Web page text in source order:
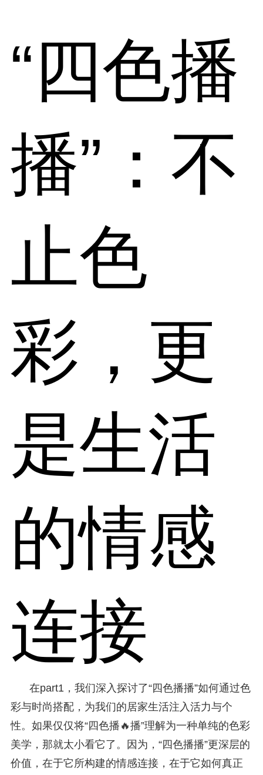
“四色播
播”：不
止色
彩，更
是生活
的情感
连接
在part1，我们深入探讨了“四色播播”如何通过色
彩与时尚搭配，为我们的居家生活注入活力与个
性。如果仅仅将“四色播🔥播”理解为一种单纯的色彩
美学，那就太小看它了。因为，“四色播播”更深层的
价值，在于它所构建的情感连接，在于它如何真正